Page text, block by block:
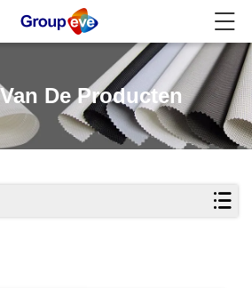
De Producten